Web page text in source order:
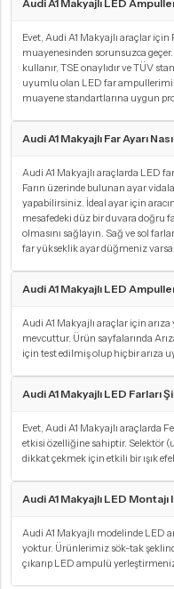
Audi A1 Makyajlı LED
Evet, Audi A1 Makyajlı araçlar
muayenesinden sorunsuzca
kullanır, TSE onaylıdır ve TÜV
uyumlu olan LED far
muayene standartlarına uygun
Audi A1 Makyajlı Far Ayarı
Audi A1 Makyajlı araçlarda LED
Farın üzerinde bulunan ayar
yapabilirsiniz. İdeal ayar için
mesafedeki düz bir duvara doğru
olmasını sağlayın. Sağ ve sol
far yükseklik ayar düğmeniz
Audi A1 Makyajlı LED
Audi A1 Makyajlı araçlar için
mevcuttur. Ürün sayfalarında
için test edilmiş olup hiçbir arıza
Audi A1 Makyajlı LED Farları
Evet, Audi A1 Makyajlı araçlarda
etkisi özelliğine sahiptir. Selektör
dikkat çekmek için etkili bir ışık
Audi A1 Makyajlı LED
Audi A1 Makyajlı modelinde LED
yoktur. Ürünlerimiz sök-tak
çıkarıp LED ampulü